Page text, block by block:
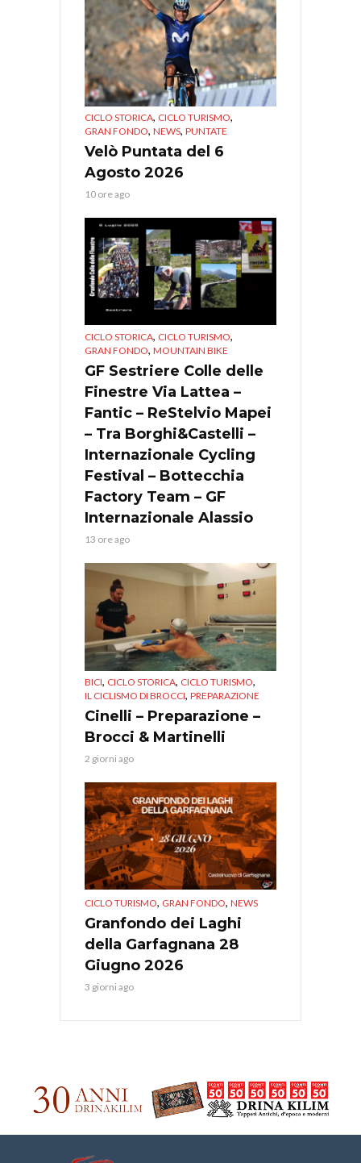
CICLO STORICA, CICLO TURISMO,
GRAN FONDO, NEWS, PUNTATE
Velò Puntata del 6
Agosto 2026
10 ore ago
CICLO STORICA, CICLO TURISMO,
GRAN FONDO, MOUNTAIN BIKE
GF Sestriere Colle delle
Finestre Via Lattea –
Fantic – ReStelvio Mapei
– Tra Borghi&Castelli –
Internazionale Cycling
Festival – Bottecchia
Factory Team – GF
Internazionale Alassio
13 ore ago
BICI, CICLO STORICA, CICLO TURISMO,
IL CICLISMO DI BROCCI, PREPARAZIONE
Cinelli – Preparazione –
Brocci & Martinelli
2 giorni ago
CICLO TURISMO, GRAN FONDO, NEWS
Granfondo dei Laghi
della Garfagnana 28
Giugno 2026
3 giorni ago